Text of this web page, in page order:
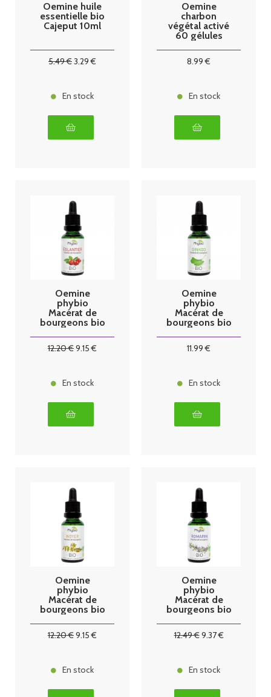
Oemine huile
essentielle bio
Cajeput 10ml
5.49€3.29 €
En stock
Oemine
charbon
végétal activé
60 gélules
8.99 €
En stock
Oemine
phybio
Macérat de
bourgeons bio
12.20€9.15 €
En stock
Oemine
phybio
Macérat de
bourgeons bio
11.99 €
En stock
Oemine
phybio
Macérat de
bourgeons bio
12.20€9.15 €
En stock
Oemine
phybio
Macérat de
bourgeons bio
12.49€9.37€
En stock